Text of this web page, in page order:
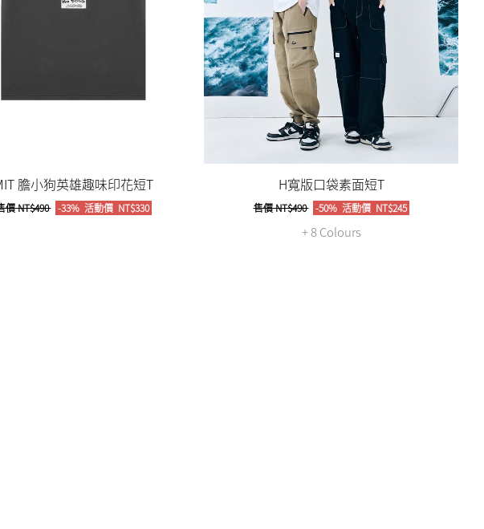
膽小狗英雄趣味印花短T
價NT$490 -33% 活動價NT$330
H寬版口袋素面短T
售價NT$490 -50% 活動價NT$245
+ 8 Colours